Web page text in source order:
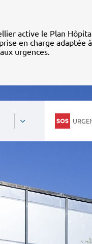
active le Plan
en charge adaptée
urgences.